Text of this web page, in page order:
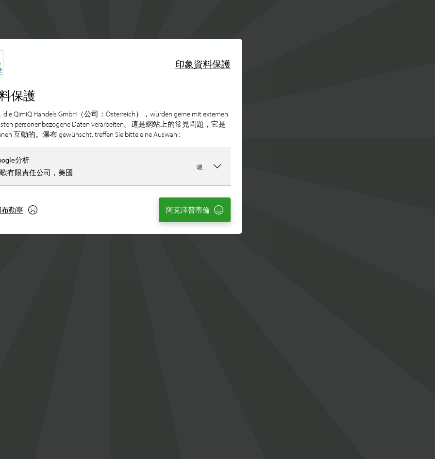
印象資料保護
保護
die QimiQ Handels GmbH（公司：Österreich），würden gerne mit externen
personenbezogene Daten verarbeiten。這是網站上的常見問題，它是
互動的。瀑布 gewünscht, treffen Sie bitte eine Auswahl:
分析
有限責任公司，美國
嗯…
勒寧 阿克澤普蒂倫